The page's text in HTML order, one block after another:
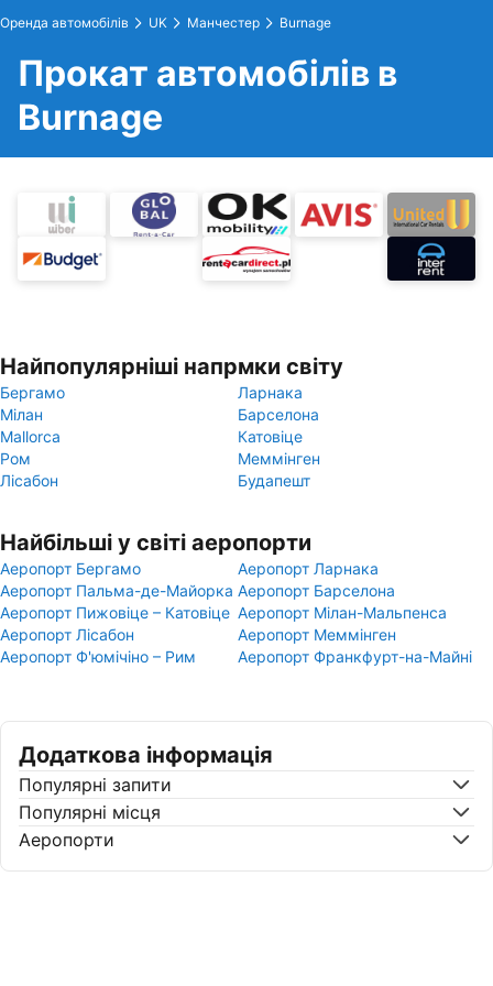
Оренда автомобілів UK Манчестер Burnage
Прокат автомобілів в
Burnage
Найпопулярніші напрмки світу
Бергамо
Ларнака
Мілан
Барселона
Mallorca
Катовіце
Ром
Меммінген
Лісабон
Будапешт
Найбільші у світі аеропорти
Аеропорт Бергамо
Аеропорт Ларнака
Аеропорт Пальма-де-Майорка Аеропорт Барселона
Аеропорт Пижовіце – Катовіце Аеропорт Мілан-Мальпенса
Аеропорт Лісабон
Аеропорт Меммінген
Аеропорт Ф'юмічіно – Рим
Аеропорт Франкфурт-на-Майні
Додаткова інформація
Популярні запити
Популярні місця
Аеропорти